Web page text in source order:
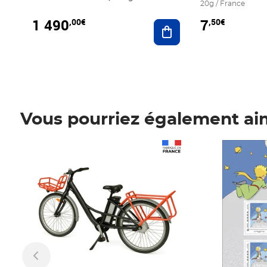
1 490,00€ Ajouter au panier
20g / France
7,50€
Vous pourriez également
Prix 7,50€